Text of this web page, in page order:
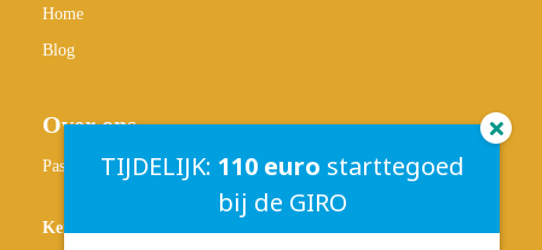
Home
Blog
Over ons
Passief-Inkomen.nl
Kennisbank
TIJDELIJK: 110 euro starttegoed
bij de GIRO